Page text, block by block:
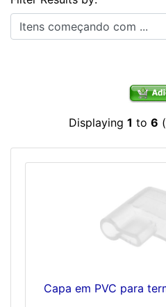
Itens começando com ...
Displaying 1 to 6
Capa em PVC para